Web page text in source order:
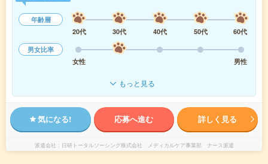
年齢層
20代
30代 40代 50代
60代
男女比率
女性
男性
もっと見る
気になる! 応募へ進む 詳しく見る
派遣会社 日研トータルソーシング株式会社 メディカルケア事業部 ナース派遣